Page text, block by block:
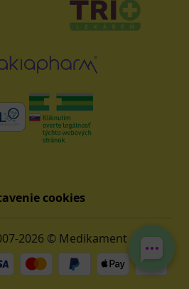
cookies
2026 © Medikament